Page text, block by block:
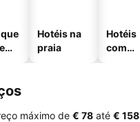
Hotéis na
praia
Hotéis
com
máximo de ‎€ 78 até ‎€ 158